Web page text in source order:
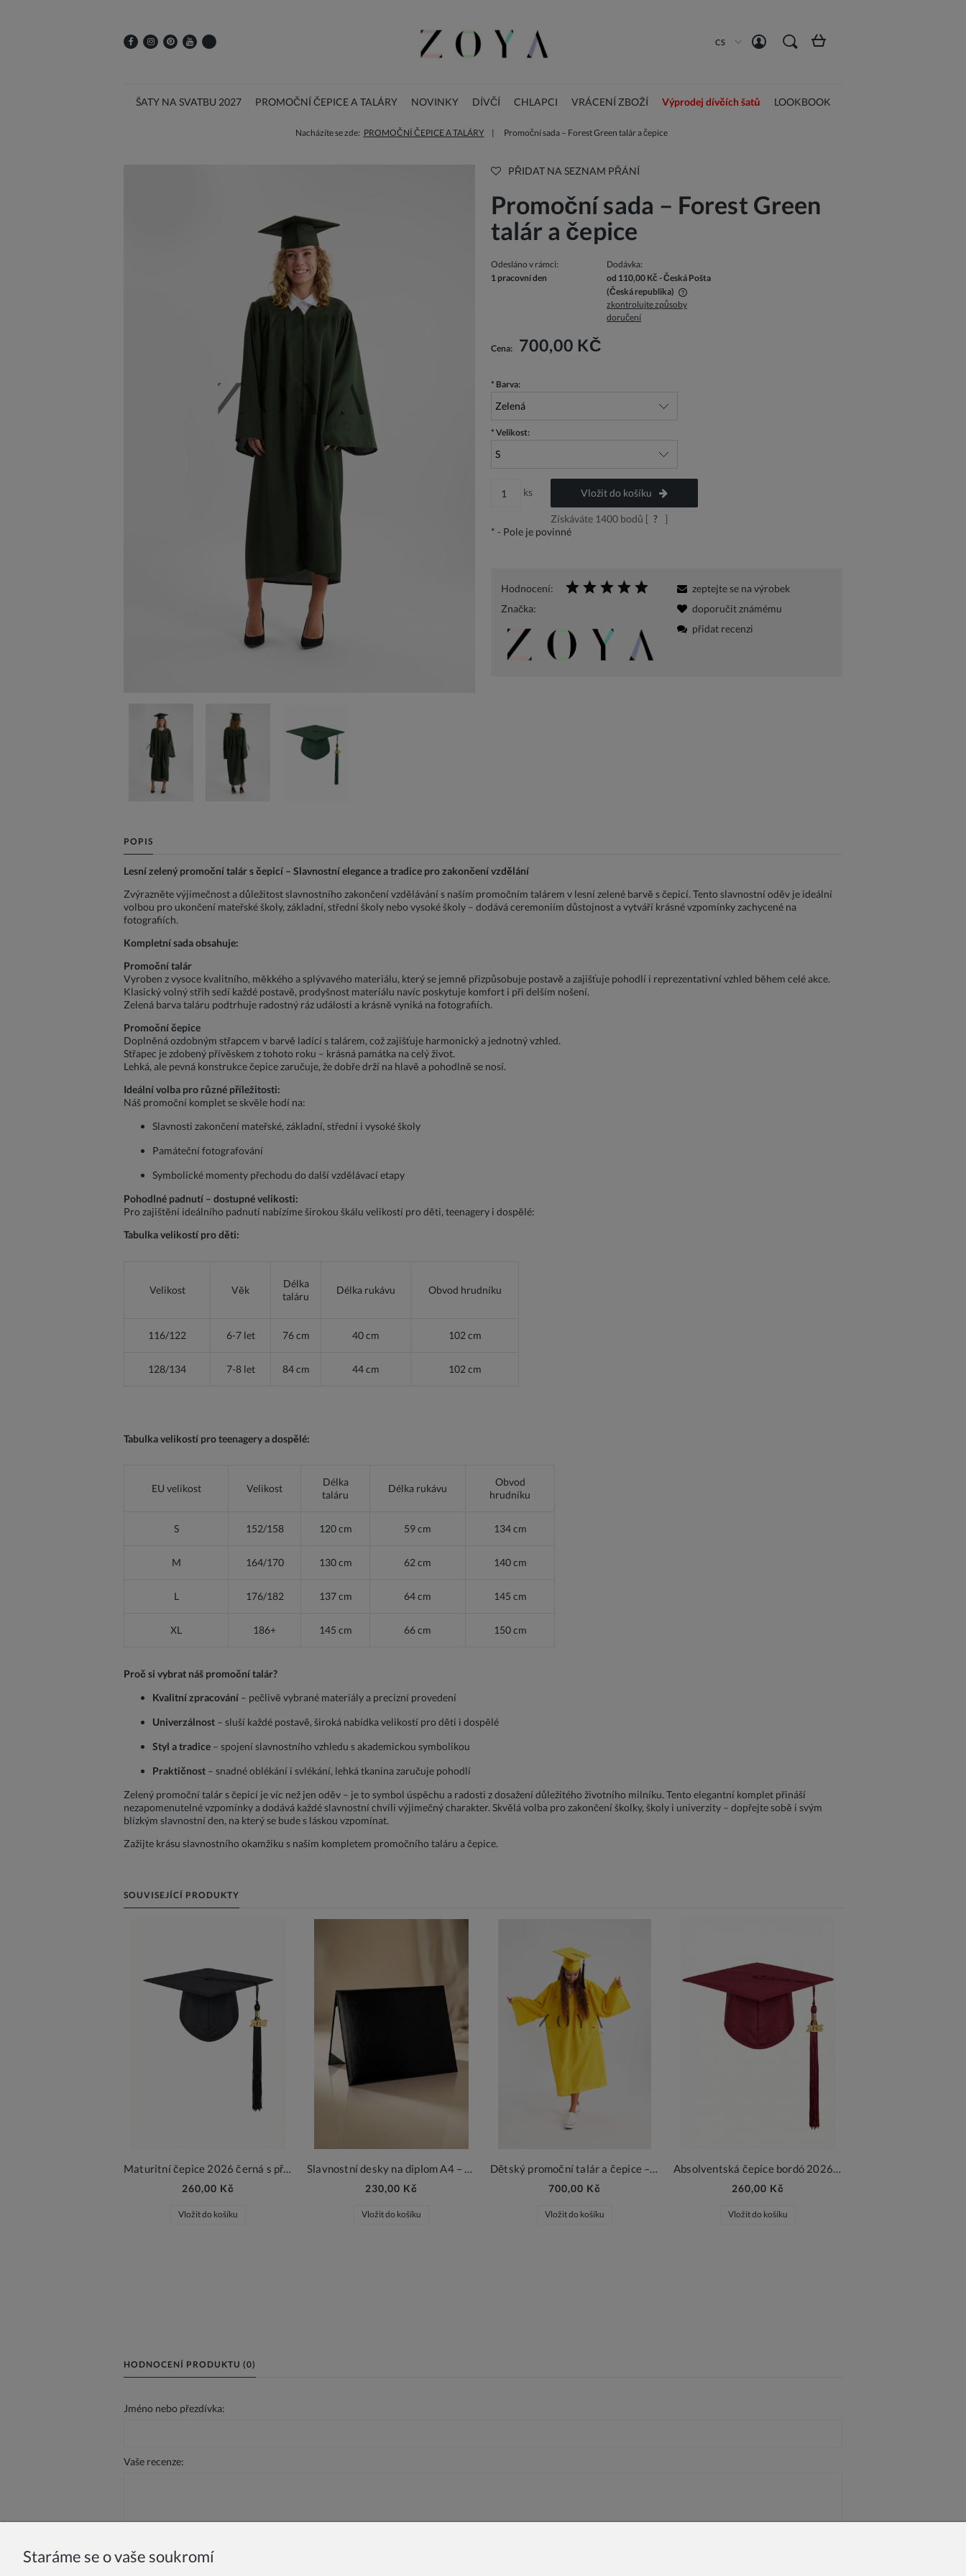
CS
ŠATY NA SVATBU 2027 PROMOČNÍ ČEPICE A TALÁRY NOVINKY DÍVČÍ CHLAPCI VRÁCENÍ ZBOŽÍ Výprodej dívčích šatů LOOKBOOK
Nacházíte se zde: PROMOČNÍ ČEPICE A TALÁRY Promoční sada – Forest Green talár a čepice
PŘIDAT NA SEZNAM PŘÁNÍ
Promoční sada – Forest Green
talár a čepice
Odesláno v rámci:
1 pracovní den
Dodávka:
od 110,00 Kč - Česká Pošta
(Česká republika)
Cena nezahrnuje případné náklady na platbu
zkontrolujte způsoby
doručení
Cena: 700,00 KČ
* Barva:
* Velikost:
ks Vložit do košíku
Získáváte 1400bodů [ ?
]
* - Pole je povinné
Hodnocení:
Značka:
zeptejte se na výrobek
doporučit známému
přidat recenzi
POPIS
Lesní zelený promoční talár s čepicí – Slavnostní elegance a tradice pro zakončení vzdělání
Zvýrazněte výjimečnost a důležitost slavnostního zakončení vzdělávání s naším promočním talárem v lesní zelené barvě s čepicí. Tento slavnostní oděv je ideální
volbou pro ukončení mateřské školy, základní, střední školy nebo vysoké školy – dodává ceremoniím důstojnost a vytváří krásné vzpomínky zachycené na
fotografiích.
Kompletní sada obsahuje:
Promoční talár
Vyroben z vysoce kvalitního, měkkého a splývavého materiálu, který se jemně přizpůsobuje postavě a zajišťuje pohodlí i reprezentativní vzhled během celé akce.
Klasický volný střih sedí každé postavě, prodyšnost materiálu navíc poskytuje komfort i při delším nošení.
Zelená barva taláru podtrhuje radostný ráz události a krásně vyniká na fotografiích.
Promoční čepice
Doplněná ozdobným střapcem v barvě ladící s talárem, což zajišťuje harmonický a jednotný vzhled.
Střapec je zdobený přívěskem z tohoto roku – krásná památka na celý život.
Lehká, ale pevná konstrukce čepice zaručuje, že dobře drží na hlavě a pohodlně se nosí.
Ideální volba pro různé příležitosti:
Náš promoční komplet se skvěle hodí na:
Slavnosti zakončení mateřské, základní, střední i vysoké školy
Památeční fotografování
Symbolické momenty přechodu do další vzdělávací etapy
Pohodlné padnutí – dostupné velikosti:
Pro zajištění ideálního padnutí nabízíme širokou škálu velikostí pro děti, teenagery i dospělé:
Tabulka velikostí pro děti:
Velikost Věk
Délka
taláru
Délka rukávu Obvod hrudníku
116/122 6-7 let 76 cm 40 cm 102 cm
128/134 7-8 let 84 cm 44 cm 102 cm
Tabulka velikostí pro teenagery a dospělé:
EU velikost Velikost
Délka
taláru
Délka rukávu
Obvod
hrudníku
S 152/158 120 cm 59 cm 134 cm
M 164/170 130 cm 62 cm 140 cm
L 176/182 137 cm 64 cm 145 cm
XL 186+ 145 cm 66 cm 150 cm
Proč si vybrat náš promoční talár?
Kvalitní zpracování – pečlivě vybrané materiály a precizní provedení
Univerzálnost – sluší každé postavě, široká nabídka velikostí pro děti i dospělé
Styl a tradice – spojení slavnostního vzhledu s akademickou symbolikou
Praktičnost – snadné oblékání i svlékání, lehká tkanina zaručuje pohodlí
Zelený promoční talár s čepicí je víc než jen oděv – je to symbol úspěchu a radosti z dosažení důležitého životního milníku. Tento elegantní komplet přináší
nezapomenutelné vzpomínky a dodává každé slavnostní chvíli výjimečný charakter. Skvělá volba pro zakončení školky, školy i univerzity – dopřejte sobě i svým
blízkým slavnostní den, na který se bude s láskou vzpomínat.
Zažijte krásu slavnostního okamžiku s naším kompletem promočního taláru a čepice.
SOUVISEJÍCÍ PRODUKTY
Maturitní čepice 2026 černá s přívěskem
260,00 Kč
Vložit do košíku
Slavnostní desky na diplom A4 – černé s bílou výstelkou
230,00 Kč
Vložit do košíku
Dětský promoční talár a čepice – žlutý slavnostní set
700,00 Kč
Vložit do košíku
Absolventská čepice bordó 2026 s třásní a přívěskem
260,00 Kč
Vložit do košíku
HODNOCENÍ PRODUKTU (0)
Jméno nebo přezdívka:
Vaše recenze:
Odeslat
Staráme se o vaše soukromí